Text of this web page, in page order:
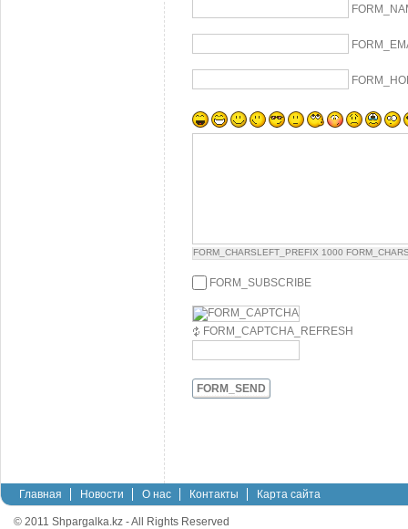
FORM_CHARSLEFT_PREFIX 1000
FORM_SUBSCRIBE
FORM_CAPTCHA_REFRESH
FORM_SEND
Главная Новости О нас Контакты Карта сайта
© 2011 Shpargalka.kz - All Rights Reserved